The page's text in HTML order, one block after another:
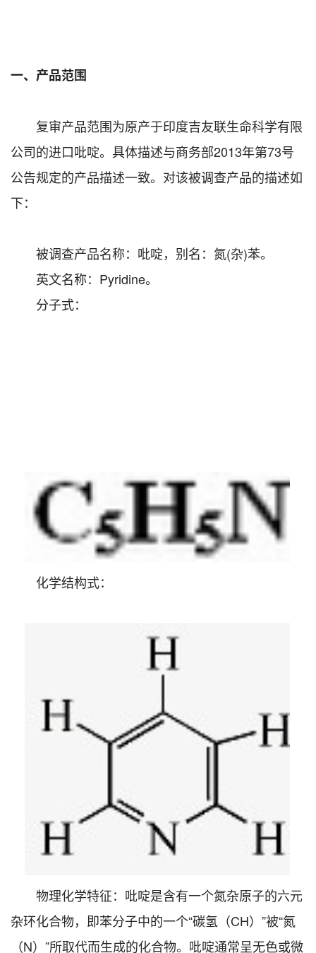
一、产品范围
复审产品范围为原产于印度吉友联生命科学有限
公司的进口吡啶。具体描述与商务部2013年第73号
公告规定的产品描述一致。对该被调查产品的描述如
下：
被调查产品名称：吡啶，别名：氮(杂)苯。
英文名称：Pyridine。
分子式：
化学结构式：
物理化学特征：吡啶是含有一个氮杂原子的六元
杂环化合物，即苯分子中的一个“碳氢（CH）”被“氮
（N）”所取代而生成的化合物。吡啶通常呈无色或微